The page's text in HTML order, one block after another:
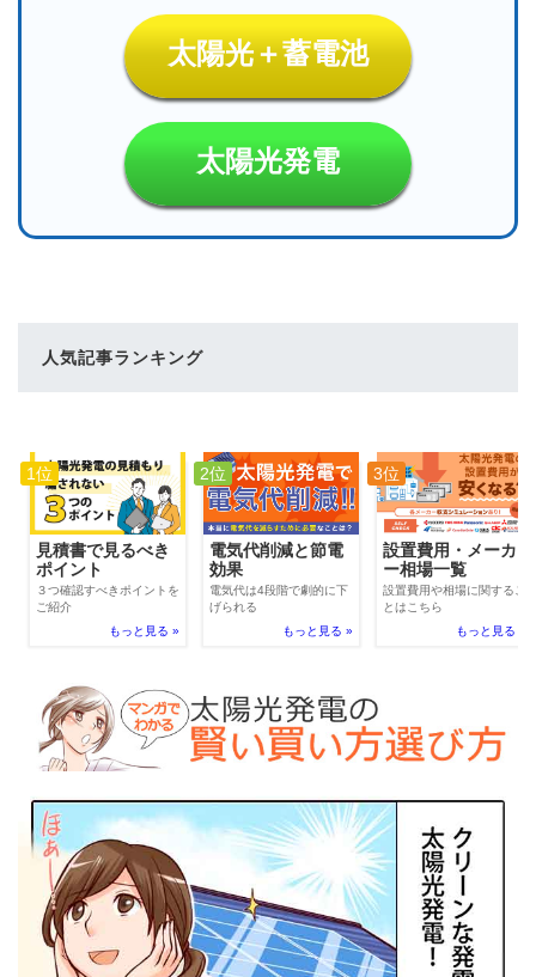
太陽光＋蓄電池
太陽光発電
人気記事ランキング
1位
見積書で見るべき
ポイント
３つ確認すべきポイントを
ご紹介
もっと見る »
2位
電気代削減と節電
効果
電気代は4段階で劇的に下
げられる
もっと見る »
3位
設置費用・メーカ
ー相場一覧
設置費用や相場に関するこ
とはこちら
もっと見る »